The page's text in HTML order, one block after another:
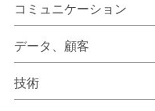
コミュニケーション
データ、顧客
技術